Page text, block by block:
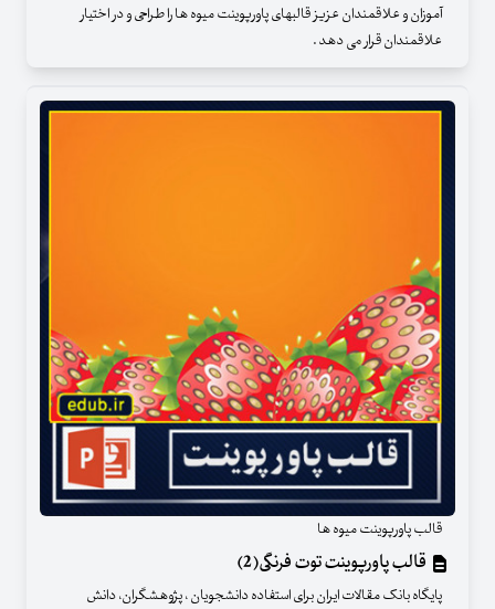
آموزان و علاقمندان عزیز قالبهای پاورپوینت میوه ها را طراحی و در اختیار
علاقمندان قرار می دهد .
قالب پاورپوینت میوه ها
قالب پاورپوینت توت فرنگی(2)
پایگاه بانک مقالات ایران برای استفاده دانشجویان ، پژوهشگران، دانش